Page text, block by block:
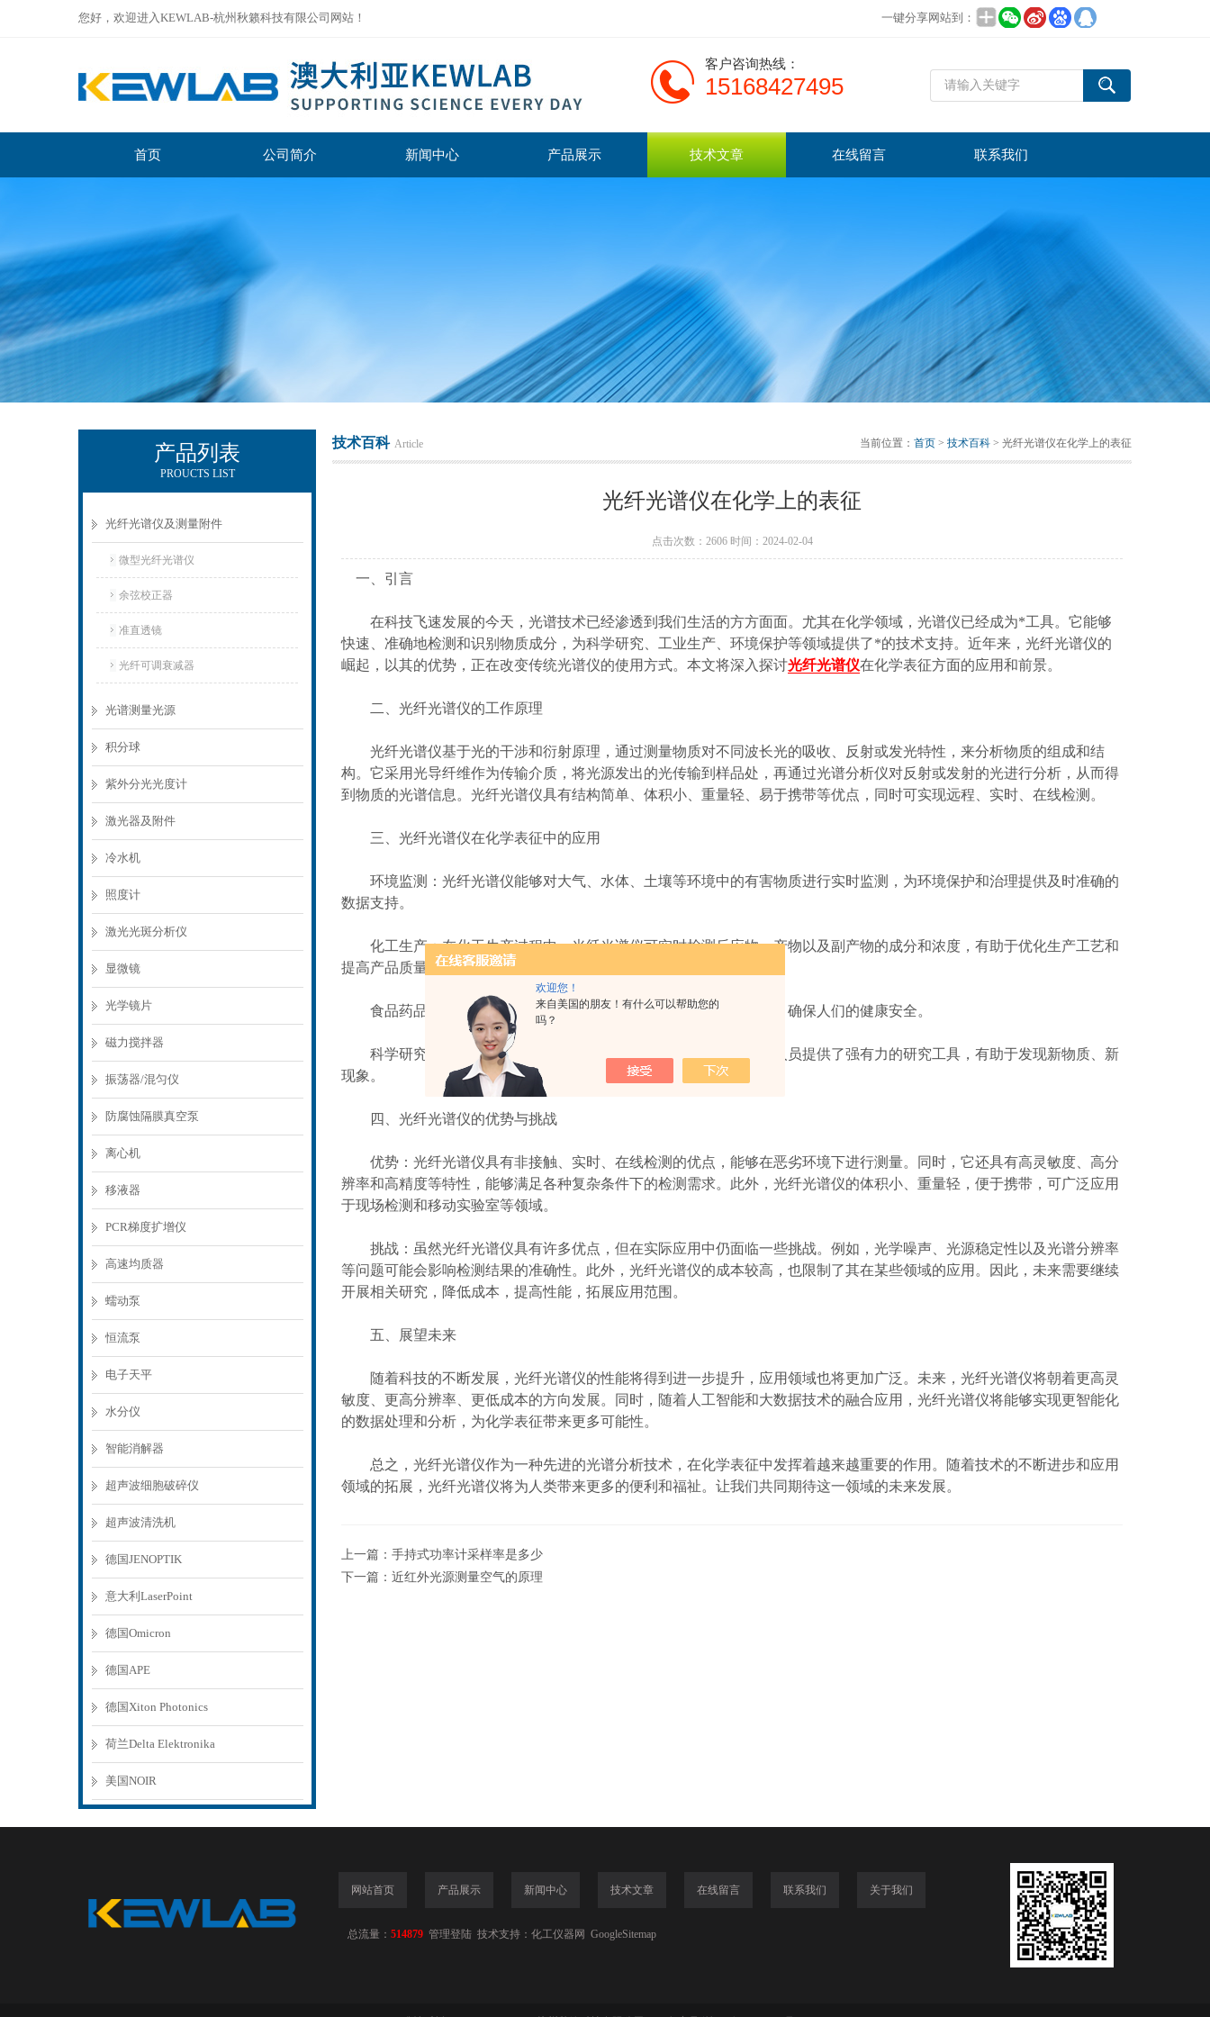
欢迎您！
来自美国的朋友！有什么可以帮助您的
吗？
您好，欢迎进入KEWLAB-杭州秋籁科技有限公司网站！ 一键分享网站到：
客户咨询热线：
15168427495
首页 公司简介 新闻中心 产品展示 技术文章 在线留言 联系我们
产品列表
PROUCTS LIST
光纤光谱仪及测量附件
微型光纤光谱仪
余弦校正器
准直透镜
光纤可调衰减器
光谱测量光源
积分球
紫外分光光度计
激光器及附件
冷水机
照度计
激光光斑分析仪
显微镜
光学镜片
磁力搅拌器
振荡器/混匀仪
防腐蚀隔膜真空泵
离心机
移液器
PCR梯度扩增仪
高速均质器
蠕动泵
恒流泵
电子天平
水分仪
智能消解器
超声波细胞破碎仪
超声波清洗机
德国JENOPTIK
意大利LaserPoint
德国Omicron
德国APE
德国Xiton Photonics
荷兰Delta Elektronika
美国NOIR
技术百科 Article 当前位置： 首页 > 技术百科 > 光纤光谱仪在化学上的表征
光纤光谱仪在化学上的表征
点击次数：2606 时间：2024-02-04
一、引言
在科技飞速发展的今天，光谱技术已经渗透到我们生活的方方面面。尤其在化学领域，光谱仪已经成为*工具。它能够
快速、准确地检测和识别物质成分，为科学研究、工业生产、环境保护等领域提供了*的技术支持。近年来，光纤光谱仪的
崛起，以其的优势，正在改变传统光谱仪的使用方式。本文将深入探讨光纤光谱仪在化学表征方面的应用和前景。
二、光纤光谱仪的工作原理
光纤光谱仪基于光的干涉和衍射原理，通过测量物质对不同波长光的吸收、反射或发光特性，来分析物质的组成和结
构。它采用光导纤维作为传输介质，将光源发出的光传输到样品处，再通过光谱分析仪对反射或发射的光进行分析，从而得
到物质的光谱信息。光纤光谱仪具有结构简单、体积小、重量轻、易于携带等优点，同时可实现远程、实时、在线检测。
三、光纤光谱仪在化学表征中的应用
环境监测：光纤光谱仪能够对大气、水体、土壤等环境中的有害物质进行实时监测，为环境保护和治理提供及时准确的
数据支持。
化工生产：在化工生产过程中，光纤光谱仪可实时检测反应物、产物以及副产物的成分和浓度，有助于优化生产工艺和
提高产品质量。
食品药品安全：光纤光谱仪能够快速检测食品药品中的有害物质，确保人们的健康安全。
科学研究：在化学、生物学、地质学等领域，光纤光谱仪为科研人员提供了强有力的研究工具，有助于发现新物质、新
现象。
四、光纤光谱仪的优势与挑战
优势：光纤光谱仪具有非接触、实时、在线检测的优点，能够在恶劣环境下进行测量。同时，它还具有高灵敏度、高分
辨率和高精度等特性，能够满足各种复杂条件下的检测需求。此外，光纤光谱仪的体积小、重量轻，便于携带，可广泛应用
于现场检测和移动实验室等领域。
挑战：虽然光纤光谱仪具有许多优点，但在实际应用中仍面临一些挑战。例如，光学噪声、光源稳定性以及光谱分辨率
等问题可能会影响检测结果的准确性。此外，光纤光谱仪的成本较高，也限制了其在某些领域的应用。因此，未来需要继续
开展相关研究，降低成本，提高性能，拓展应用范围。
五、展望未来
随着科技的不断发展，光纤光谱仪的性能将得到进一步提升，应用领域也将更加广泛。未来，光纤光谱仪将朝着更高灵
敏度、更高分辨率、更低成本的方向发展。同时，随着人工智能和大数据技术的融合应用，光纤光谱仪将能够实现更智能化
的数据处理和分析，为化学表征带来更多可能性。
总之，光纤光谱仪作为一种先进的光谱分析技术，在化学表征中发挥着越来越重要的作用。随着技术的不断进步和应用
领域的拓展，光纤光谱仪将为人类带来更多的便利和福祉。让我们共同期待这一领域的未来发展。
上一篇： 手持式功率计采样率是多少
下一篇： 近红外光源测量空气的原理
网站首页 产品展示 新闻中心 技术文章 在线留言 联系我们 关于我们
总流量： 514879 管理登陆 技术支持： 化工仪器网 GoogleSitemap